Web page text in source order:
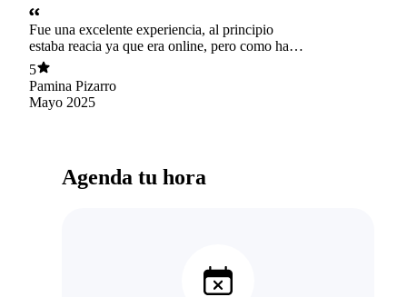
Fue una excelente experiencia, al principio
estaba reacia ya que era online, pero como había
tenido sesiones presenciales con Katherina,
decidí confiar, fue muy bonito, me sentí mucho
más liviana, sin tanto peso energético, además
de muy liberador emocionalmente. 100%
5
Pamina Pizarro
Mayo 2025
Agenda tu hora